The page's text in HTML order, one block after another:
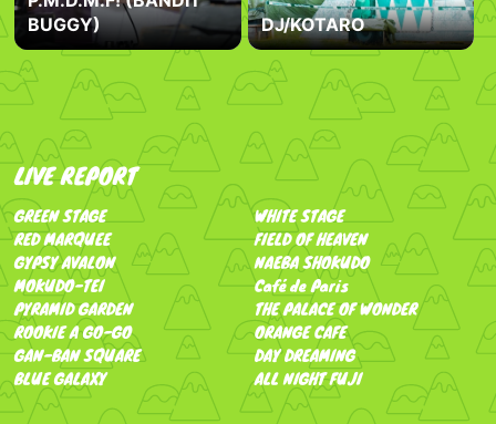
BUGGY)
DJ/KOTARO
LIVE REPORT
GREEN STAGE
WHITE STAGE
RED MARQUEE
FIELD OF HEAVEN
GYPSY AVALON
NAEBA SHOKUDO
MOKUDO-TEI
Café de Paris
PYRAMID GARDEN
THE PALACE OF WONDER
ROOKIE A GO-GO
ORANGE CAFE
GAN-BAN SQUARE
DAY DREAMING
BLUE GALAXY
ALL NIGHT FUJI